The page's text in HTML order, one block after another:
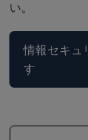
い。
情報セキュ
す